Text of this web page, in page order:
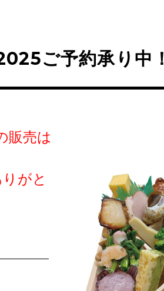
ご予約承り中！
販売は
がと